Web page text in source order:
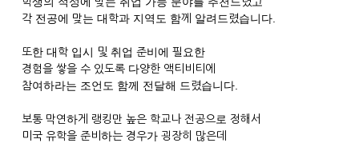
각 전공에 맞는 대학과 지역도 함께 알려드렸습니다.
또한 대학 입시 및 취업 준비에 필요한
경험을 쌓을 수 있도록 다양한 액티비티에
참여하라는 조언도 함께 전달해 드렸습니다.
보통 막연하게 랭킹만 높은 학교나 전공으로 정해서
미국 유학을 준비하는 경우가 굉장히 많은데